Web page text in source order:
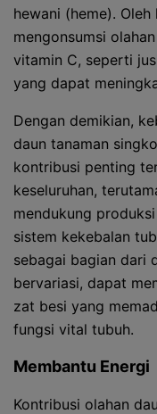
hewani (heme).
mengonsumsi
vitamin C, seperti
yang dapat
Dengan demikian,
daun tanaman
kontribusi penting
keseluruhan,
mendukung
sistem kekebalan
sebagai bagian dari
bervariasi, dapat
zat besi yang
fungsi vital tubuh.
Membantu Energi
Kontribusi olahan